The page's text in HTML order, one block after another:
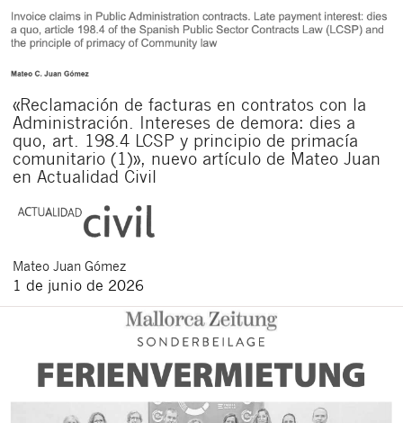
«Reclamación de facturas en contratos con la
Administración. Intereses de demora: dies a
quo, art. 198.4 LCSP y principio de primacía
comunitario (1)», nuevo artículo de Mateo Juan
en Actualidad Civil
Mateo Juan Gómez
1 de junio de 2026